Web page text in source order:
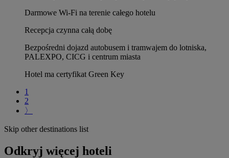
Darmowe Wi-Fi na terenie całego hotelu
Recepcja czynna całą dobę
Bezpośredni dojazd autobusem i tramwajem do lotniska,
PALEXPO, CICG i centrum miasta
Hotel ma certyfikat Green Key
1
2
〉
Skip other destinations list
Odkryj więcej hoteli